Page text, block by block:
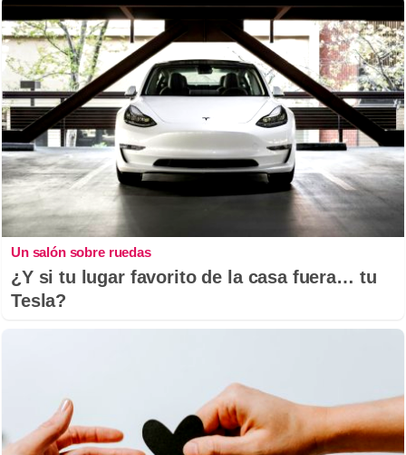
Un salón sobre ruedas
¿Y si tu lugar favorito de la casa fuera… tu
Tesla?